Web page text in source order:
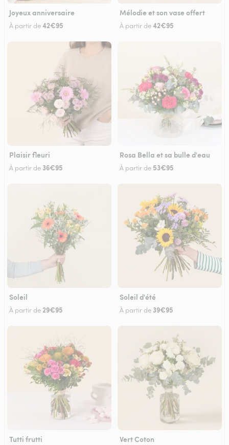
Joyeux anniversaire
À partir de42€95
Mélodie et son vase offert
À partir de42€95
Plaisir fleuri
À partir de 36€95
Rosa Bella et sa bulle d'eau
À partir de 53€95
Soleil
À partir de 29€95
Soleil d'été
À partir de 39€95
Tutti frutti Vert Coton